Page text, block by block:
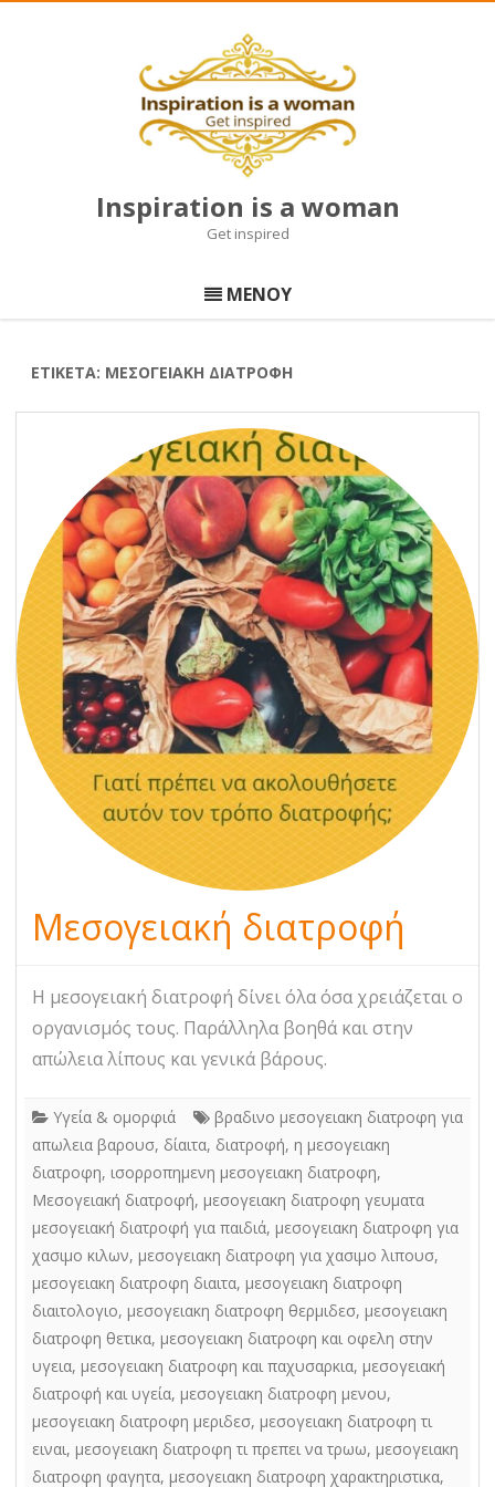
Inspiration is a woman
Get inspired
σε
περιεχόμενο
ΜΕΝΟΥ
ΕΤΙΚΈΤΑ: ΜΕΣΟΓΕΙΑΚΉ ΔΙΑΤΡΟΦΉ
Μεσογειακή διατροφή
Η μεσογειακή διατροφή δίνει όλα όσα χρειάζεται ο
οργανισμός τους. Παράλληλα βοηθά και στην
απώλεια λίπους και γενικά βάρους.
Υγεία & ομορφιά
βραδινο μεσογειακη διατροφη για
απωλεια βαρουσ, δίαιτα, διατροφή, η μεσογειακη
διατροφη, ισορροπημενη μεσογειακη διατροφη,
Μεσογειακή διατροφή, μεσογειακη διατροφη γευματα
μεσογειακή διατροφή για παιδιά, μεσογειακη διατροφη για
χασιμο κιλων, μεσογειακη διατροφη για χασιμο λιπουσ,
μεσογειακη διατροφη διαιτα, μεσογειακη διατροφη
διαιτολογιο, μεσογειακη διατροφη θερμιδεσ, μεσογειακη
διατροφη θετικα, μεσογειακη διατροφη και οφελη στην
υγεια, μεσογειακη διατροφη και παχυσαρκια, μεσογειακή
διατροφή και υγεία, μεσογειακη διατροφη μενου,
μεσογειακη διατροφη μεριδεσ, μεσογειακη διατροφη τι
ειναι, μεσογειακη διατροφη τι πρεπει να τρωω, μεσογειακη
διατροφη φαγητα, μεσογειακη διατροφη χαρακτηριστικα,